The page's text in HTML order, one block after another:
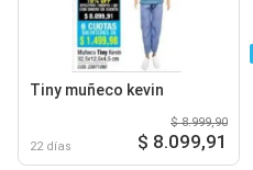
Tiny muñeco kevin
22 días
$ 8.999,90
$ 8.099,91